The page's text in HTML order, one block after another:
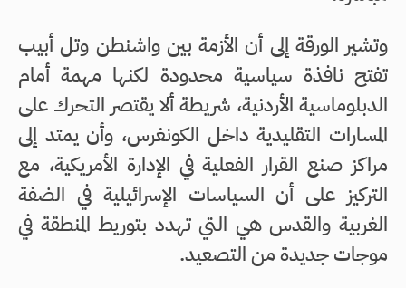
وتشير الورقة إلى أن الأزمة بين واشنطن وتل أبيب
تفتح نافذة سياسية محدودة لكنها مهمة أمام
الدبلوماسية الأردنية، شريطة ألا يقتصر التحرك على
المسارات التقليدية داخل الكونغرس، وأن يمتد إلى
مراكز صنع القرار الفعلية في الإدارة الأمريكية، مع
التركيز على أن السياسات الإسرائيلية في الضفة
الغربية والقدس هي التي تهدد بتوريط المنطقة في
موجات جديدة من التصعيد.